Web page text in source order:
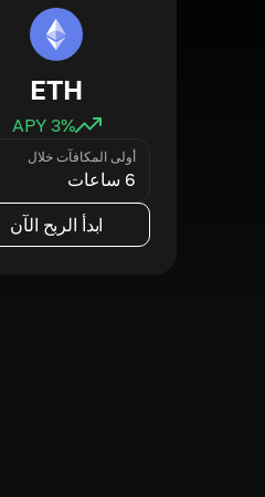
ETH
3% APY
أولى المكافآت خلال
6 ساعات
ابدأ الربح الآن